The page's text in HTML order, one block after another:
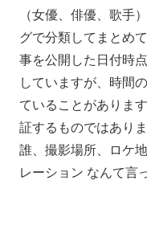
（女優、俳優、歌手
グで分類してまとめ
事を公開した日付時
していますが、時間
ていることがありま
証するものではあり
誰、撮影場所、ロケ
レーション なんて言